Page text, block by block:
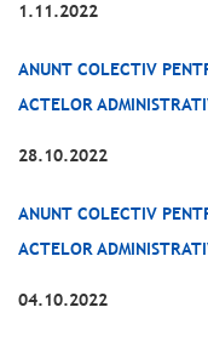
1.11.2022
ANUNT COLECTIV
ACTELOR
28.10.2022
ANUNT COLECTIV
ACTELOR
04.10.2022